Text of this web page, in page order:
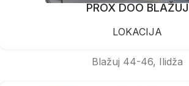
PROX DOO BLAŽUJ
LOKACIJA
Blažuj 44-46, Ilidža